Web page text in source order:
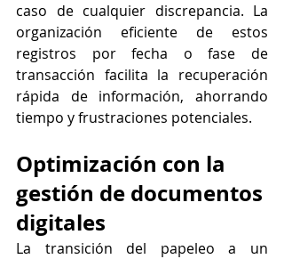
caso de cualquier discrepancia. La
organización eficiente de estos
registros por fecha o fase de
transacción facilita la recuperación
rápida de información, ahorrando
tiempo y frustraciones potenciales.
Optimización con la
gestión de documentos
digitales
La transición del papeleo a un